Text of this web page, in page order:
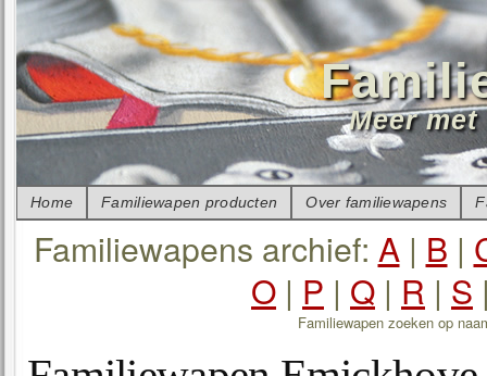
Familiewapens archief: A| B |
O | P | Q | R | S
Familiewapen zoeken op
Home Familiewapen producten Over familiewapens
Meer